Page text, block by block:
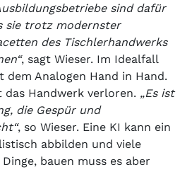
sind dafür
sie trotz modernster
des Tischlerhandwerks
, sagt Wieser. Im Idealfall
dem Analogen Hand in Hand.
Handwerk verloren. „Es ist
die Gespür und
, so Wieser. Eine KI kann ein
abbilden und viele
bauen muss es aber